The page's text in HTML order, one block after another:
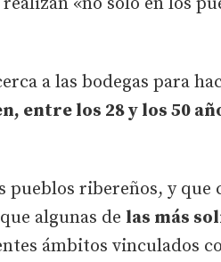
a las bodegas para
entre los 28 y los 50
pueblos ribereños, y que
algunas de las más
ámbitos vinculados